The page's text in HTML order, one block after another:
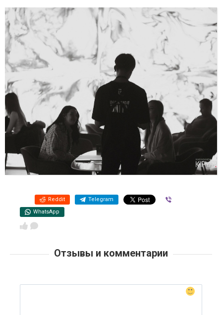
Reddit Telegram
WhatsApp
Отзывы и комментарии